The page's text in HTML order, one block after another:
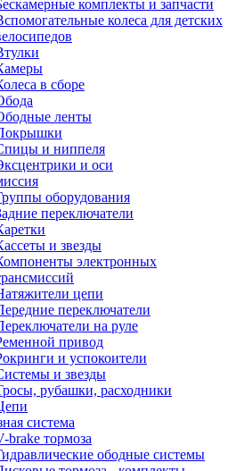
комплекты и запчасти
колеса для детских
в сборе
ленты
и ниппеля
и оси
оборудования
переключатели
и звезды
электронных
цепи
переключатели
на руле
привод
и успокоители
и звезды
рубашки, расходники
система
brake тормоза
ободные системы